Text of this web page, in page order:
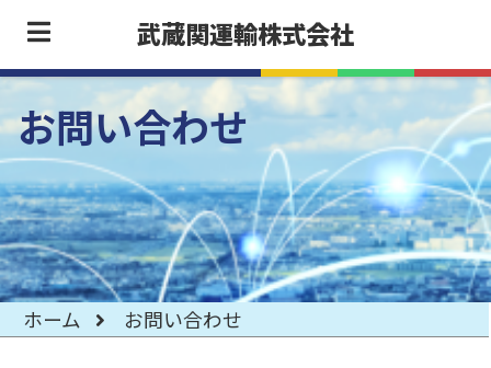
ホーム お問い合わせ
お問い合わせ
武蔵関運輸株式会社